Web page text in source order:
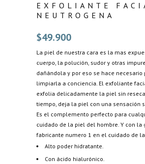
EXFOLIANTE
NEUTROGENA
$49.900
La piel de nuestra cara es la mas
cuerpo, la polución, sudor y otras
dañándola y por eso se hace necesario
limpiarla a conciencia. El exfoliante
exfolia delicadamente la piel sin
tiempo, deja la piel con una sensación
Es el complemento perfecto para
cuidado de la piel del hombre. Y con la
fabricante numero 1 en el cuidado de
Alto poder hidratante.
Con ácido hialurónico.